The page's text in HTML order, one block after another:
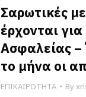
Σαρωτικές
έρχονται
Ασφαλείας –
το μήνα οι
ΕΠΙΚΑΙΡΟΤΗΤΑ By